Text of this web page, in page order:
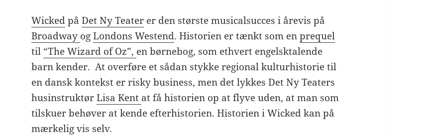
WickedpåDet Ny Teater er den største musicalsucces i årevis på
Broadway ogLondons Westend. Historien er tænkt som enprequel
til “The Wizard of Oz”, en børnebog, som ethvert engelsktalende
barn kender. At overføre et sådan stykke regional kulturhistorie til
en dansk kontekst er risky business, men det lykkes Det Ny Teaters
husinstruktørLisa Kent at få historien op at flyve uden, at man som
tilskuer behøver at kende efterhistorien. Historien i Wicked kan på
mærkelig vis selv.